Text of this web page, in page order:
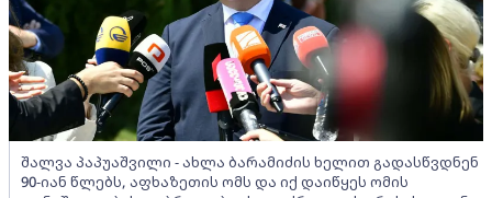
შალვა პაპუაშვილი - ახლა ბარამიძის ხელით გადასწვდნენ
90-იან წლებს, აფხაზეთის ომს და იქ დაიწყეს ომის